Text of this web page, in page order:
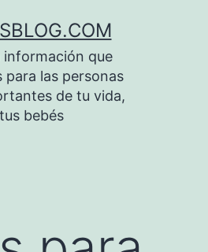
información que
para las personas
de tu vida,
tus bebés